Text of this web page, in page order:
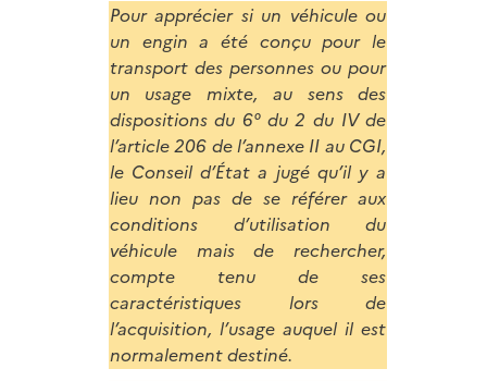
Pour apprécier si un véhicule ou
un engin a été conçu pour le
transport des personnes ou pour
un usage mixte, au sens des
dispositions du 6° du 2 du IV de
l’article 206 de l’annexe II au CGI,
le Conseil d’État a jugé qu’il y a
lieu non pas de se référer aux
conditions d’utilisation du
véhicule mais de rechercher,
compte tenu de ses
caractéristiques lors de
l’acquisition, l’usage auquel il est
normalement destiné.